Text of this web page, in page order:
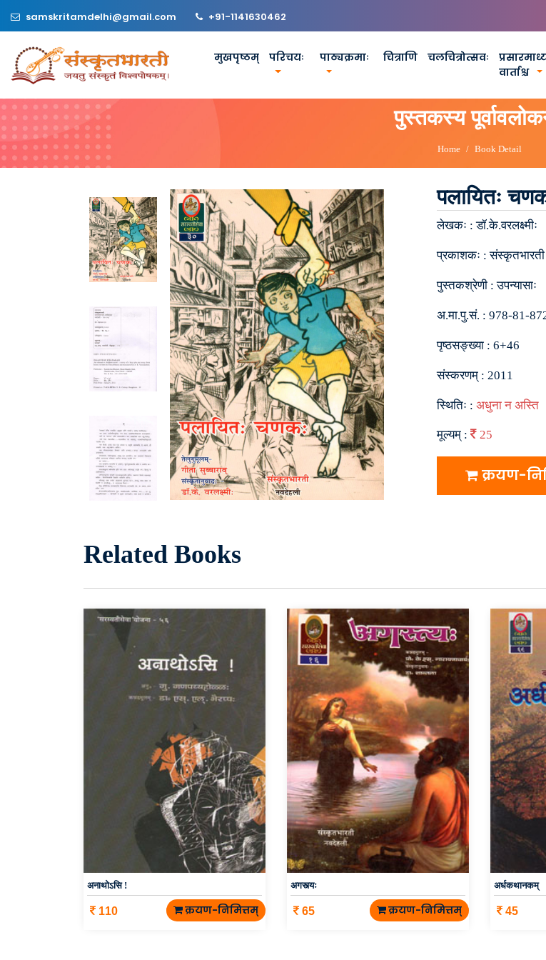
samskritamdelhi@gmail.com +91-1141630462
मुखपृष्ठम् परिचयः पाठ्यक्रमाः चित्राणि चलचित्रोत्सवः
वार्ताश्च
पुस्तकस्य
Home Book Detail
पलायितः
लेखकः :डॉ.के.वरलक्ष्मीः
प्रकाशकः :संस्कृतभारती
पुस्तकश्रेणी :उपन्यासाः
अ.मा.पु.सं. : 978-81-
पृष्ठसङ्ख्या : 6+46
संस्करणम् : 2011
स्थितिः : अधुना न अस्ति
मूल्यम् : 25
क्रयण-
Related Books
अनाथोऽसि !
110 क्रयण-निमित्तम्
अगस्त्यः
65 क्रयण-निमित्तम्
अर्धकथानकम्
45